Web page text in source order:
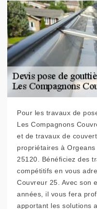
Pour les travaux de
Les Compagnons
et de travaux de
propriétaires à
25120. Bénéficiez des
compétitifs en vous
Couvreur 25. Avec son
années, il vous fera
apportant les solutions